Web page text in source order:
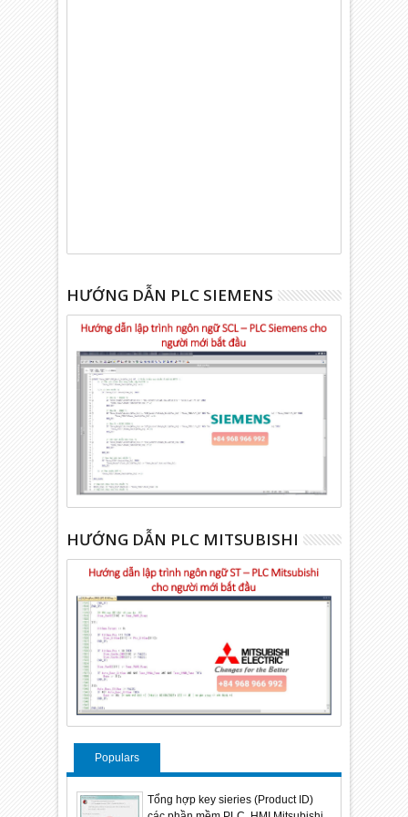
HƯỚNG DẪN PLC SIEMENS
HƯỚNG DẪN PLC MITSUBISHI
Populars
Tổng hợp key sieries (Product ID)